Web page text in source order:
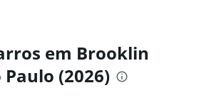
em Brooklin
(2026)